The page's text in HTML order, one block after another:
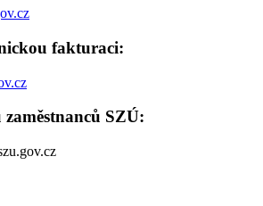
fakturaci:
SZÚ: